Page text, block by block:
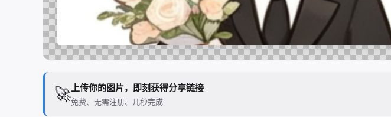
🚀上传你的图片，即刻获得分享链接
免费、无需注册、几秒完成